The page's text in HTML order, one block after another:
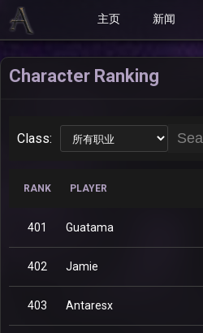
主页 新闻
Character Ranking
Class:
RANK PLAYER
401 Guatama
402 Jamie
403 Antaresx